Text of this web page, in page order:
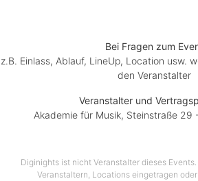
Bei Fragen zum
z.B. Einlass, Ablauf, LineUp, Location usw.
den Veranstalter
Veranstalter und
Akademie für Musik, Steinstraße 29
Diginights ist nicht Veranstalter dieses
Veranstaltern, Locations eingetragen